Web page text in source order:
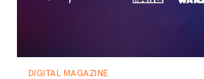
DIGITAL MAGAZINE